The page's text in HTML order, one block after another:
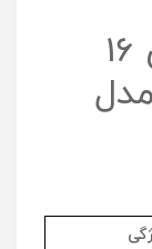
محصول فلش مموری 16